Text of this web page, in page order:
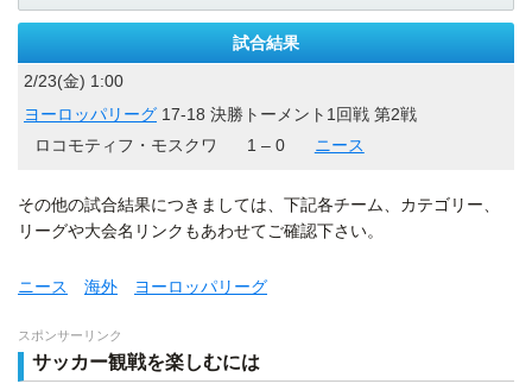
試合結果
2/23(金) 1:00
ヨーロッパリーグ 17-18 決勝トーメント1回戦 第2戦
ロコモティフ・モスクワ
1 – 0 ニース
その他の試合結果につきましては、下記各チーム、カテゴリー、
リーグや大会名リンクもあわせてご確認下さい。
ニース 海外 ヨーロッパリーグ
スポンサーリンク
サッカー観戦を楽しむには